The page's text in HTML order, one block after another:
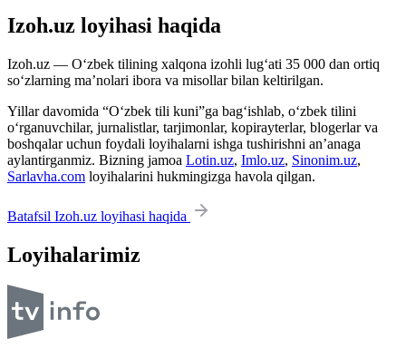
Izoh.uz loyihasi haqida
Izoh.uz — O‘zbek tilining xalqona izohli lug‘ati 35 000 dan ortiq
so‘zlarning ma’nolari ibora va misollar bilan keltirilgan.
Yillar davomida “O‘zbek tili kuni”ga bag‘ishlab, o‘zbek tilini
o‘rganuvchilar, jurnalistlar, tarjimonlar, kopirayterlar, blogerlar va
boshqalar uchun foydali loyihalarni ishga tushirishni an’anaga
aylantirganmiz. Bizning jamoa Lotin.uz, Imlo.uz, Sinonim.uz,
Sarlavha.com loyihalarini hukmingizga havola qilgan.
Batafsil Izoh.uz loyihasi haqida
Loyihalarimiz